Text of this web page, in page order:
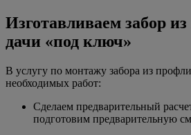
Изготавливаем забор
дачи «под ключ»
В услугу по монтажу забора из
необходимых работ:
Сделаем предварительный
подготовим предварительную